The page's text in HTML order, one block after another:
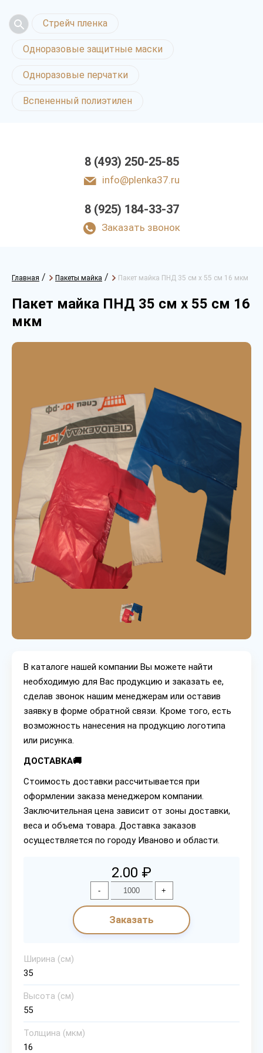
Стрейч пленка
Одноразовые защитные маски
Одноразовые перчатки
Вспененный полиэтилен
8 (493) 250-25-85
info@plenka37.ru
8 (925) 184-33-37
Заказать звонок
Главная / Пакеты майка / Пакет майка ПНД 35 см х 55 см 16 мкм
Пакет майка ПНД 35 см х 55 см 16
мкм
В каталоге нашей компании Вы можете найти
необходимую для Вас продукцию и заказать ее,
сделав звонок нашим менеджерам или оставив
заявку в форме обратной связи. Кроме того, есть
возможность нанесения на продукцию логотипа
или рисунка.
ДОСТАВКА🚚
Стоимость доставки рассчитывается при
оформлении заказа менеджером компании.
Заключительная цена зависит от зоны доставки,
веса и объема товара. Доставка заказов
осуществляется по городу Иваново и области.
2.00 ₽
- +
Заказать
Ширина (см)
35
Высота (см)
55
Толщина (мкм)
16